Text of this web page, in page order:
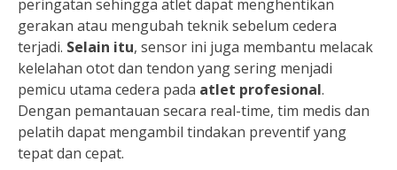
peringatan sehingga atlet dapat menghentikan
gerakan atau mengubah teknik sebelum cedera
terjadi. Selain itu, sensor ini juga membantu melacak
kelelahan otot dan tendon yang sering menjadi
pemicu utama cedera pada atlet profesional.
Dengan pemantauan secara real-time, tim medis dan
pelatih dapat mengambil tindakan preventif yang
tepat dan cepat.